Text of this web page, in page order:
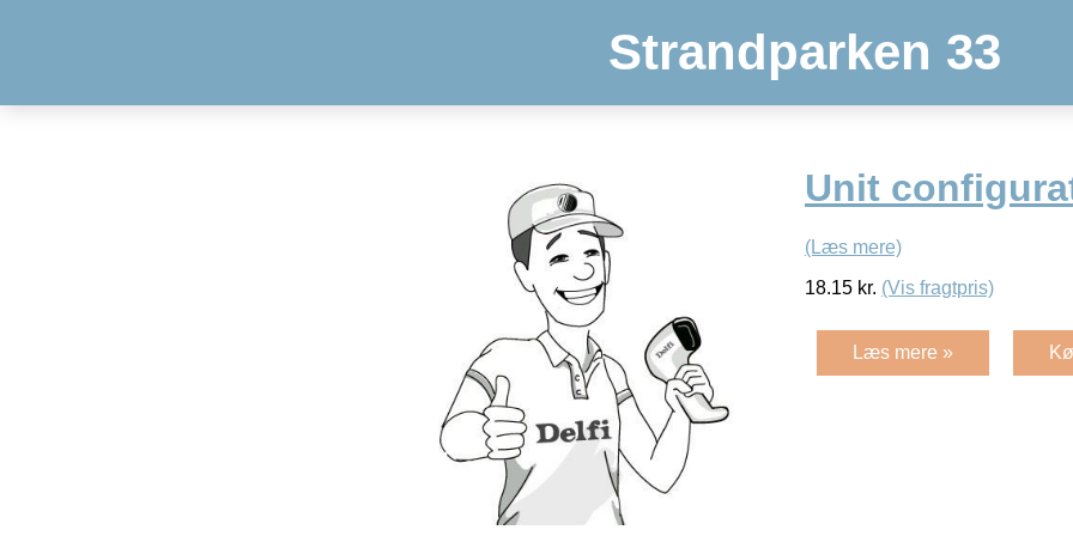
Strandparken 33
Unit
(Læs mere)
18.15 kr. (Vis fragtpris)
Læs mere »